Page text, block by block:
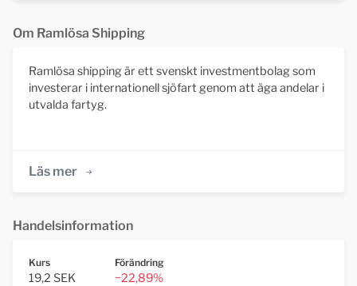
Om Ramlösa Shipping
Ramlösa shipping är ett svenskt investmentbolag som
investerar i internationell sjöfart genom att äga andelar i
utvalda fartyg.
Läs mer
Handelsinformation
Kurs
19,2 SEK
Förändring
−22,89%